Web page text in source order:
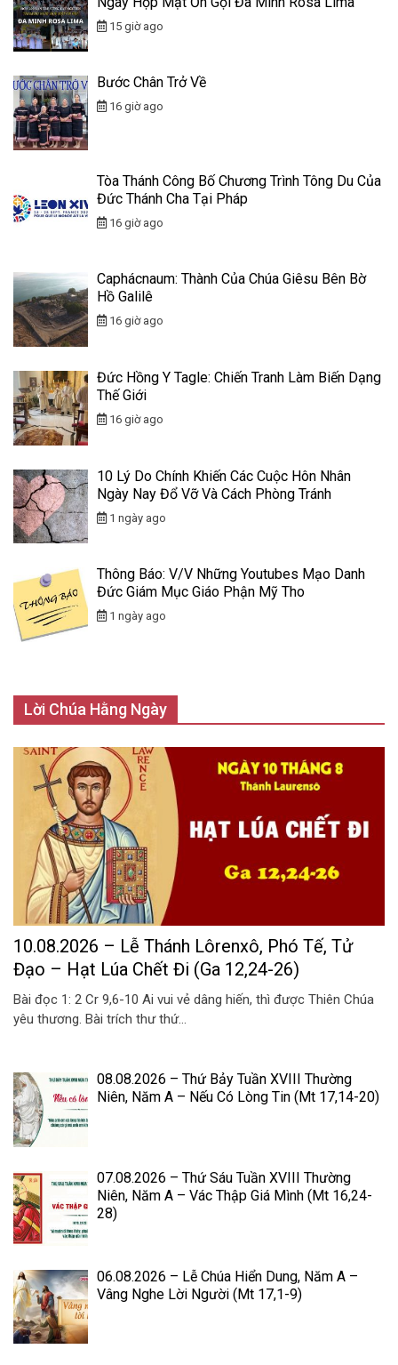
15 giờ ago
Bước Chân Trở Về
16 giờ ago
Tòa Thánh Công Bố Chương Trình Tông Du Của
Đức Thánh Cha Tại Pháp
16 giờ ago
Caphácnaum: Thành Của Chúa Giêsu Bên Bờ
Hồ Galilê
16 giờ ago
Đức Hồng Y Tagle: Chiến Tranh Làm Biến Dạng
Thế Giới
16 giờ ago
10 Lý Do Chính Khiến Các Cuộc Hôn Nhân
Ngày Nay Đổ Vỡ Và Cách Phòng Tránh
1 ngày ago
Thông Báo: V/v Những Youtubes Mạo Danh
Đức Giám Mục Giáo Phận Mỹ Tho
1 ngày ago
Lời Chúa Hằng Ngày
10.08.2026 – Lễ Thánh Lôrenxô, Phó Tế, Tử
Đạo – Hạt Lúa Chết Đi (Ga 12,24-26)
Bài đọc 1: 2 Cr 9,6-10 Ai vui vẻ dâng hiến, thì được Thiên Chúa
yêu thương. Bài trích thư thứ...
08.08.2026 – Thứ Bảy Tuần XVIII Thường
Niên, Năm A – Nếu Có Lòng Tin (Mt 17,14-20)
07.08.2026 – Thứ Sáu Tuần XVIII Thường
Niên, Năm A – Vác Thập Giá Mình (Mt 16,24-
28)
06.08.2026 – Lễ Chúa Hiển Dung, Năm A –
Vâng Nghe Lời Người (Mt 17,1-9)